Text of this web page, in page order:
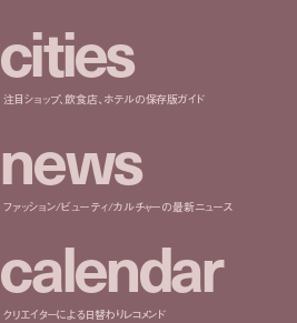
cities
注目ショップ、飲食店、ホテルの保存版ガイド
news
ファッション/ビューティ/カルチャーの最新ニュース
calendar
クリエイターによる日替わりレコメンド